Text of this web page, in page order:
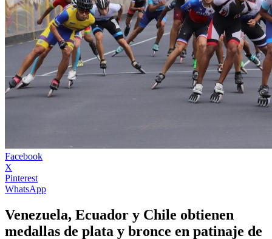
Facebook
X
Pinterest
WhatsApp
Venezuela, Ecuador y Chile obtienen
medallas de plata y bronce en patinaje de